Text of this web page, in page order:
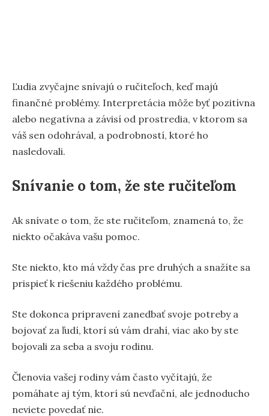
Ľudia zvyčajne snívajú o ručiteľoch, keď majú
finančné problémy. Interpretácia môže byť pozitívna
alebo negatívna a závisí od prostredia, v ktorom sa
váš sen odohrával, a podrobností, ktoré ho
nasledovali.
Snívanie o tom, že ste ručiteľom
Ak snívate o tom, že ste ručiteľom, znamená to, že
niekto očakáva vašu pomoc.
Ste niekto, kto má vždy čas pre druhých a snažíte sa
prispieť k riešeniu každého problému.
Ste dokonca pripravení zanedbať svoje potreby a
bojovať za ľudí, ktorí sú vám drahí, viac ako by ste
bojovali za seba a svoju rodinu.
Členovia vašej rodiny vám často vyčítajú, že
pomáhate aj tým, ktorí sú nevďační, ale jednoducho
neviete povedať nie.